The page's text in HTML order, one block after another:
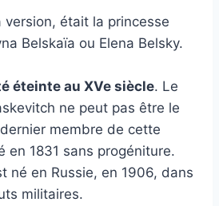
version, était la princesse
Belskaïa ou Elena Belsky.
éteinte au XVe siècle. Le
ne peut pas être le
membre de cette
en 1831 sans progéniture.
né en Russie, en 1906, dans
militaires.